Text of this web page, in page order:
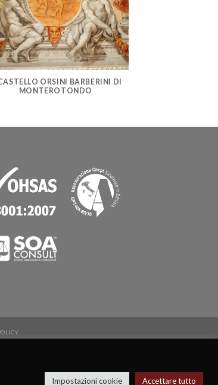
ORSINI BARBERINI DI
MONTEROTONDO
Impostazioni cookie Accettare tutto